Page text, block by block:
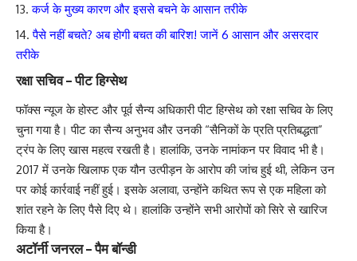
कर्ज के मुख्य कारण और इससे बचने के आसान तरीके
पैसे नहीं बचते? अब होगी बचत की बारिश! जानें 6 आसान और असरदार
तरीके
रक्षा सचिव – पीट हिग्सेथ
फॉक्स न्यूज के होस्ट और पूर्व सैन्य अधिकारी पीट हिग्सेथ को रक्षा सचिव के लिए
चुना गया है। पीट का सैन्य अनुभव और उनकी “सैनिकों के प्रति प्रतिबद्धता”
ट्रंप के लिए खास महत्व रखती है। हालांकि, उनके नामांकन पर विवाद भी है।
2017 में उनके खिलाफ एक यौन उत्पीड़न के आरोप की जांच हुई थी, लेकिन उन
पर कोई कार्रवाई नहीं हुई। इसके अलावा, उन्होंने कथित रूप से एक महिला को
शांत रहने के लिए पैसे दिए थे। हालांकि उन्होंने सभी आरोपों को सिरे से खारिज
किया है।
अटॉर्नी जनरल – पैम बॉन्डी